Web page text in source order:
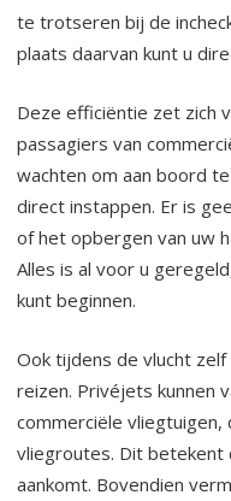
te trotseren bij de
plaats daarvan kunt u
Deze efficiëntie zet zich
passagiers van
wachten om aan boord
direct instappen. Er is
of het opbergen van uw
Alles is al voor u
kunt beginnen.
Ook tijdens de vlucht
reizen. Privéjets kunnen
commerciële vliegtuigen,
vliegroutes. Dit betekent
aankomt. Bovendien